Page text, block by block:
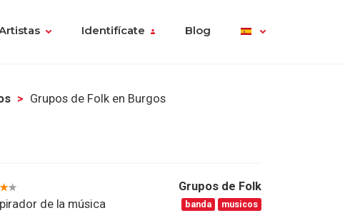
Identifícate Blog
Grupos de Folk en Burgos
de la música
Grupos de Folk
banda musicos